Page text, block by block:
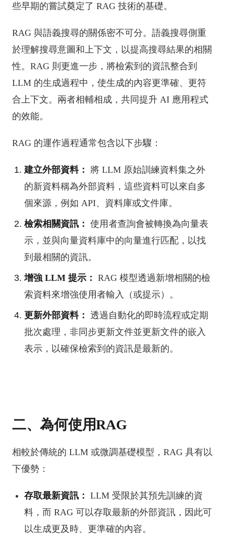
些早期的嘗試奠定了 RAG 技術的基礎。
RAG 與語義搜尋的關係密不可分。語義搜尋側重
於理解搜尋意圖和上下文，以提高搜尋結果的相關
性。RAG 則更進一步，將檢索到的資訊整合到
LLM 的生成過程中，使生成的內容更準確、更符
合上下文。兩者相輔相成，共同提升 AI 應用程式
的效能。
RAG 的運作過程通常包含以下步驟：
建立外部資料：
將 LLM 原始訓練資料集之外
的新資料稱為外部資料，這些資料可以來自多
個來源，例如 API、資料庫或文件庫。
檢索相關資訊： 使用者查詢會被轉換為向量表
示，並與向量資料庫中的向量進行匹配，以找
到最相關的資訊。
增強 LLM 提示： RAG 模型透過新增相關的檢
索資料來增強使用者輸入（或提示）。
更新外部資料： 透過自動化的即時流程或定期
批次處理，非同步更新文件並更新文件的嵌入
表示，以確保檢索到的資訊是最新的。
二、為何使用RAG
相較於傳統的 LLM 或微調基礎模型，RAG 具有以
下優勢：
存取最新資訊： LLM 受限於其預先訓練的資
料，而 RAG 可以存取最新的外部資訊，因此可
以生成更及時、更準確的內容。